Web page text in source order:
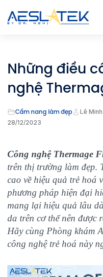
Những điều
nghệ
Cẩm nang làm đẹp
Lê Minh
28/12/2023
Công nghệ Thermage
trên thị trường làm đẹp.
cao về hiệu quả trẻ hoá
phương pháp hiện đại
mang lại hiệu quả lâu
da trên cơ thể nên được
Hãy cùng Phòng khám
công nghệ trẻ hoá này